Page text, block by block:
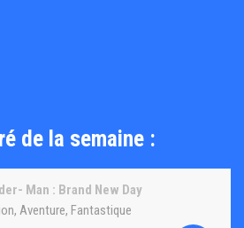
de la semaine :
Man : Brand New Day
, Aventure, Fantastique